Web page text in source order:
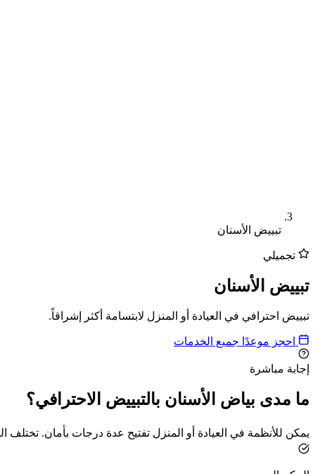
تبييض الأسنان
تجميلي
تبييض الأسنان
تبييض احترافي في العيادة أو المنزل لابتسامة أكثر إشراقاً.
احجز موعدًا جميع الخدمات
إجابة مباشرة
ما مدى بياض الأسنان بالتبييض الاحترافي؟
يمكن للأنظمة في العيادة أو المنزل تفتيح عدة درجات بأمان. تختلف